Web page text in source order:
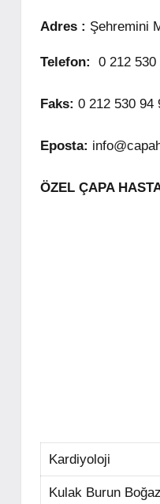
Adres : Şehremini
Telefon: 0 212
Faks: 0 212 530 94
Eposta:
ÖZEL ÇAPA
Kardiyoloji
Kulak Burun Boğaz